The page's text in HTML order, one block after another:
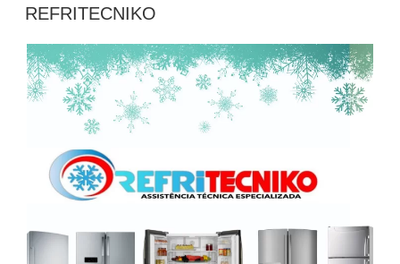
REFRITECNIKO